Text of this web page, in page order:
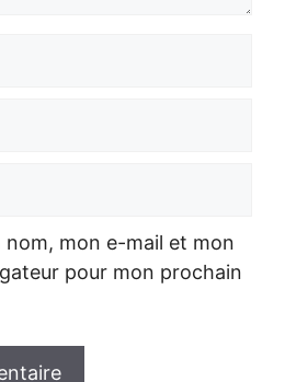
mon e-mail et mon
pour mon prochain